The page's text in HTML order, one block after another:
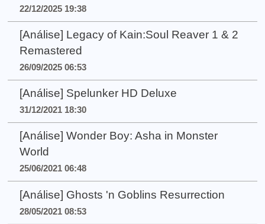
22/12/2025 19:38
[Análise] Legacy of Kain:Soul Reaver 1 & 2
Remastered
26/09/2025 06:53
[Análise] Spelunker HD Deluxe
31/12/2021 18:30
[Análise] Wonder Boy: Asha in Monster
World
25/06/2021 06:48
[Análise] Ghosts 'n Goblins Resurrection
28/05/2021 08:53